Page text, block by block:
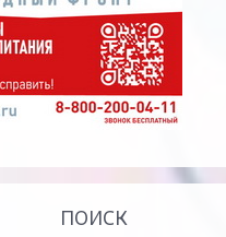
ПОИСК